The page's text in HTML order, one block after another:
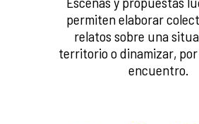
permiten elaborar
relatos sobre una
territorio o dinamizar,
encuentro.